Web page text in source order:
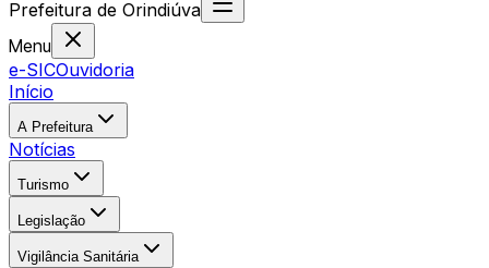
Prefeitura de Orindiúva
Menu
e-SICOuvidoria
Início
A Prefeitura
Notícias
Turismo
Legislação
Vigilância Sanitária